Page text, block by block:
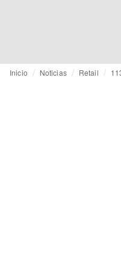
Inicio Noticias Retail